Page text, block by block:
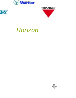
Horizon